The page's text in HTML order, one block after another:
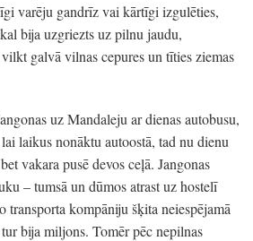
varēju gandrīz vai kārtīgi izgulēties,
bija uzgriezts uz pilnu jaudu,
galvā vilnas cepures un tīties ziemas
uz Mandaleju ar dienas autobusu,
laikus nonāktu autoostā, tad nu dienu
vakara pusē devos ceļā. Jangonas
– tumsā un dūmos atrast uz hostelī
transporta kompāniju šķita neiespējamā
bija miljons. Tomēr pēc nepilnas